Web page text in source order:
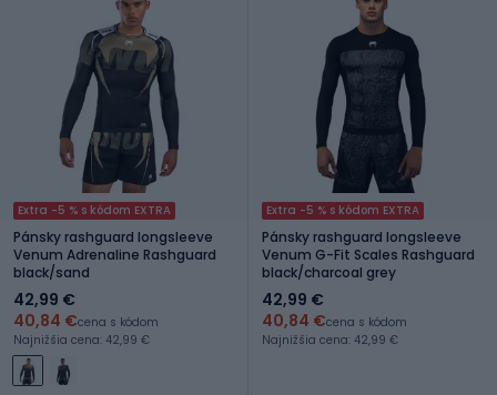
Extra -5 % s kódom EXTRA
Pánsky rashguard longsleeve
Venum Adrenaline Rashguard
black/sand
42,99 €
40,84 €cena s kódom
Najnižšia cena: 42,99 €
Extra -5 % s kódom EXTRA
Pánsky rashguard longsleeve
Venum G-Fit Scales Rashguard
black/charcoal grey
42,99 €
40,84 €cena s kódom
Najnižšia cena: 42,99 €